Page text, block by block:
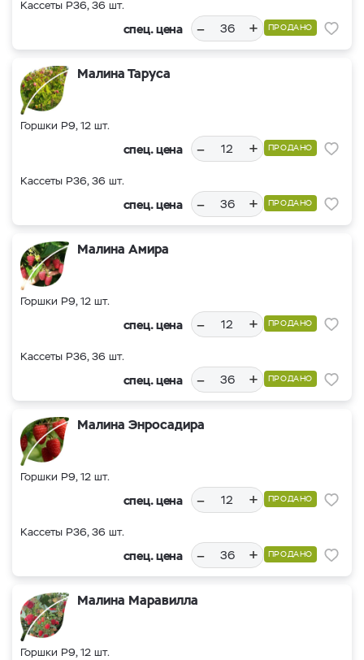
Кассеты Р36, 36 шт.
спец. цена – + ПРОДАНО
Малина Таруса
Горшки Р9, 12 шт.
спец. цена – + ПРОДАНО
Кассеты Р36, 36 шт.
спец. цена – + ПРОДАНО
Малина Амира
Горшки Р9, 12 шт.
спец. цена – + ПРОДАНО
Кассеты Р36, 36 шт.
спец. цена – + ПРОДАНО
Малина Энросадира
Горшки Р9, 12 шт.
спец. цена – + ПРОДАНО
Кассеты Р36, 36 шт.
спец. цена – + ПРОДАНО
Малина Маравилла
Горшки Р9, 12 шт.